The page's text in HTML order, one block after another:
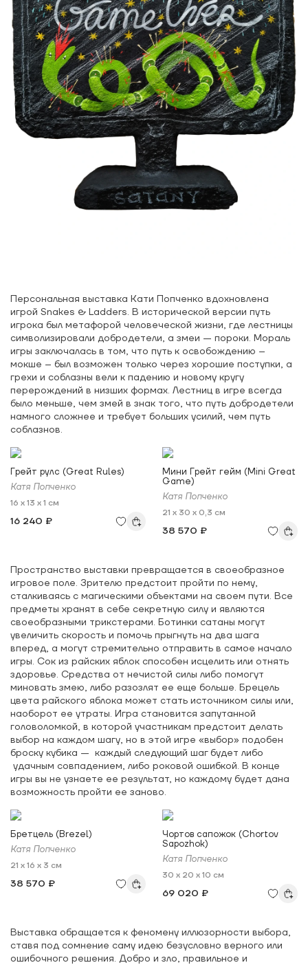
Персональная выставка Кати Попченко вдохновлена
игрой Snakes & Ladders. В исторической версии путь
игрока был метафорой человеческой жизни, где лестницы
символизировали добродетели, а змеи — пороки. Мораль
игры заключалась в том, что путь к освобождению –
мокше – был возможен только через хорошие поступки, а
грехи и соблазны вели к падению и новому кругу
перерождений в низших формах. Лестниц в игре всегда
было меньше, чем змей в знак того, что путь добродетели
намного сложнее и требует больших усилий, чем путь
соблазнов.
Грейт рулс (Great Rules)
Катя Попченко
16 x 13 x 1 см
16 240 ₽
Мини Грейт гейм (Mini Great
Game)
Катя Попченко
21 x 30 x 0,3 см
38 570 ₽
Пространство выставки превращается в своеобразное
игровое поле. Зрителю предстоит пройти по нему,
сталкиваясь с магическими объектами на своем пути. Все
предметы хранят в себе секретную силу и являются
своеобразными трикстерами. Ботинки сатаны могут
увеличить скорость и помочь прыгнуть на два шага
вперед, а могут стремительно отправить в самое начало
игры. Сок из райских яблок способен исцелить или отнять
здоровье. Средства от нечистой силы либо помогут
миновать змею, либо разозлят ее еще больше. Брецель
цвета райского яблока может стать источником силы или,
наоборот ее утраты. Игра становится запутанной
головоломкой, в которой участникам предстоит делать
выбор на каждом шагу, но в этой игре «выбор» подобен
броску кубика — каждый следующий шаг будет либо
удачным совпадением, либо роковой ошибкой. В конце
игры вы не узнаете ее результат, но каждому будет дана
возможность пройти ее заново.
Бретцель (Brezel)
Катя Попченко
21 x 16 x 3 см
38 570 ₽
Чортов сапожок (Chortov
Sapozhok)
Катя Попченко
30 x 20 x 10 см
69 020 ₽
Выставка обращается к феномену иллюзорности выбора,
ставя под сомнение саму идею безусловно верного или
ошибочного решения. Добро и зло, правильное и